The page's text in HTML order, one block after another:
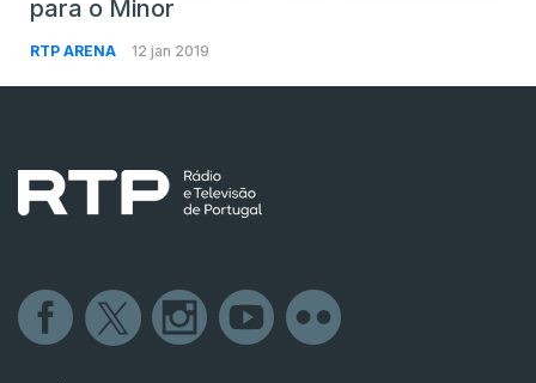
para o Minor
RTP ARENA 12 jan 2019